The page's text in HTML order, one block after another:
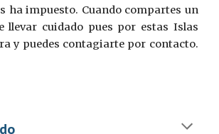
ha impuesto. Cuando compartes un
llevar cuidado pues por estas Islas
y puedes contagiarte por contacto.